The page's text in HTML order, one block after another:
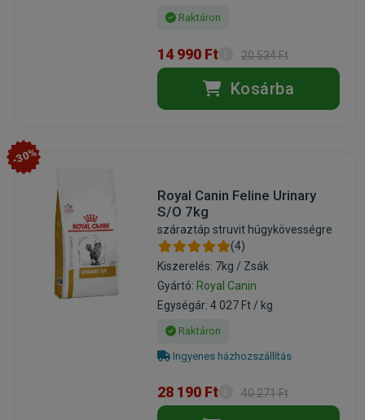
Raktáron
14 990 Ft 20 534 Ft
Kosárba
-30%
Royal Canin Feline Urinary
S/O 7kg
száraztáp struvit húgykövességre
(4)
Kiszerelés: 7kg / Zsák
Gyártó: Royal Canin
Egységár: 4 027 Ft / kg
Raktáron
Ingyenes házhozszállítás
28 190 Ft 40 271 Ft